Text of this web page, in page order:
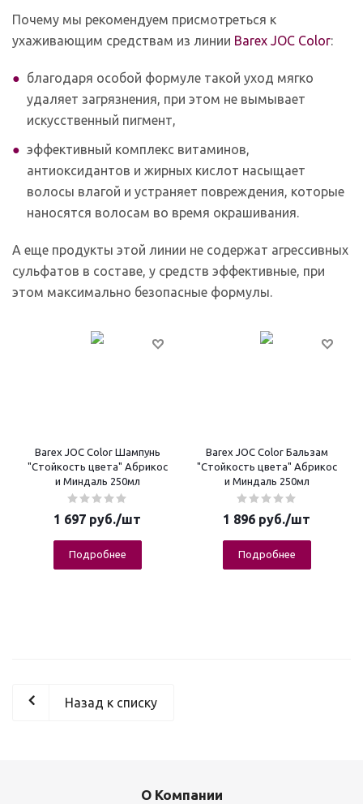
Почему мы рекомендуем присмотреться к
ухаживающим средствам из линии Barex JOC Color:
благодаря особой формуле такой уход мягко
удаляет загрязнения, при этом не вымывает
искусственный пигмент,
эффективный комплекс витаминов,
антиоксидантов и жирных кислот насыщает
волосы влагой и устраняет повреждения, которые
наносятся волосам во время окрашивания.
А еще продукты этой линии не содержат агрессивных
сульфатов в составе, у средств эффективные, при
этом максимально безопасные формулы.
Barex JOC Color Шампунь
"Стойкость цвета" Абрикос
и Миндаль 250мл
1 697 руб./шт
Подробнее
Barex JOC Color Бальзам
"Стойкость цвета" Абрикос
и Миндаль 250мл
1 896 руб./шт
Подробнее
Назад к списку
О Компании